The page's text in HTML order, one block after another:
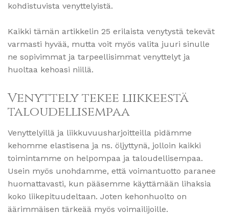
kohdistuvista venyttelyistä.
Kaikki tämän artikkelin 25 erilaista venytystä tekevät
varmasti hyvää, mutta voit myös valita juuri sinulle
ne sopivimmat ja tarpeellisimmat venyttelyt ja
huoltaa kehoasi niillä.
Venyttely tekee liikkeestä
taloudellisempaa
Venyttelyillä ja liikkuvuusharjoitteilla pidämme
kehomme elastisena ja ns. öljyttynä, jolloin kaikki
toimintamme on helpompaa ja taloudellisempaa.
Usein myös unohdamme, että voimantuotto paranee
huomattavasti, kun pääsemme käyttämään lihaksia
koko liikepituudeltaan. Joten kehonhuolto on
äärimmäisen tärkeää myös voimailijoille.